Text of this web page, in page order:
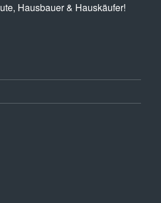
Hausbauer & Hauskäufer!